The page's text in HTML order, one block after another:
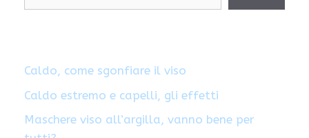
Caldo, come sgonfiare il viso
Caldo estremo e capelli, gli effetti
Maschere viso all’argilla, vanno bene per